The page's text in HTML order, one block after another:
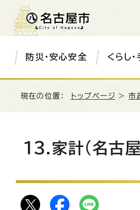
防災・安心安全 くらし
現在の位置： トップページ >市
13.家計(名古